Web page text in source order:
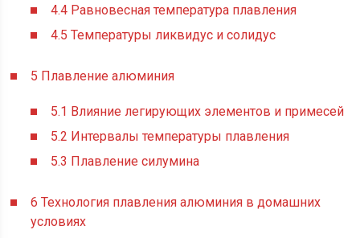
4.4 Равновесная температура плавления
4.5 Температуры ликвидус и солидус
5 Плавление алюминия
5.1 Влияние легирующих элементов и примесей
5.2 Интервалы температуры плавления
5.3 Плавление силумина
6 Технология плавления алюминия в домашних
условиях